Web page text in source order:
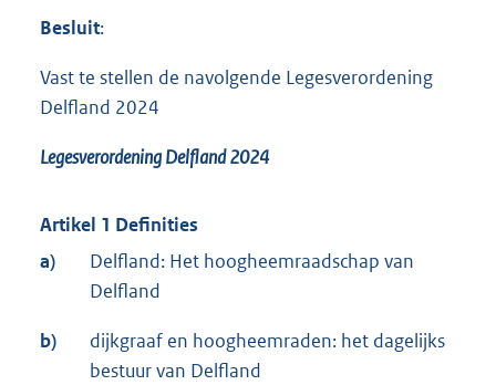
Besluit:
Vast te stellen de navolgende Legesverordening
Delfland 2024
Legesverordening Delfland 2024
Artikel 1 Definities
a)
Delfland: Het hoogheemraadschap van
Delfland
b)
dijkgraaf en hoogheemraden: het dagelijks
bestuur van Delfland